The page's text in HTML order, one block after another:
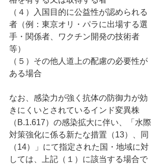
（４）入国目的に公益性が認められる
者（例：東京オリ・パラに出場する選
手・関係者、ワクチン開発の技術者
等）
（５）その他人道上の配慮の必要性が
ある場合
なお、感染力が強く抗体の防御力が効
きにくいとされているインド変異株
（B.1.617）の感染拡大に伴い、「水際
対策強化に係る新たな措置（13）、同
（14）」にて指定された国・地域に対
しては、上記（１）に該当する場合で